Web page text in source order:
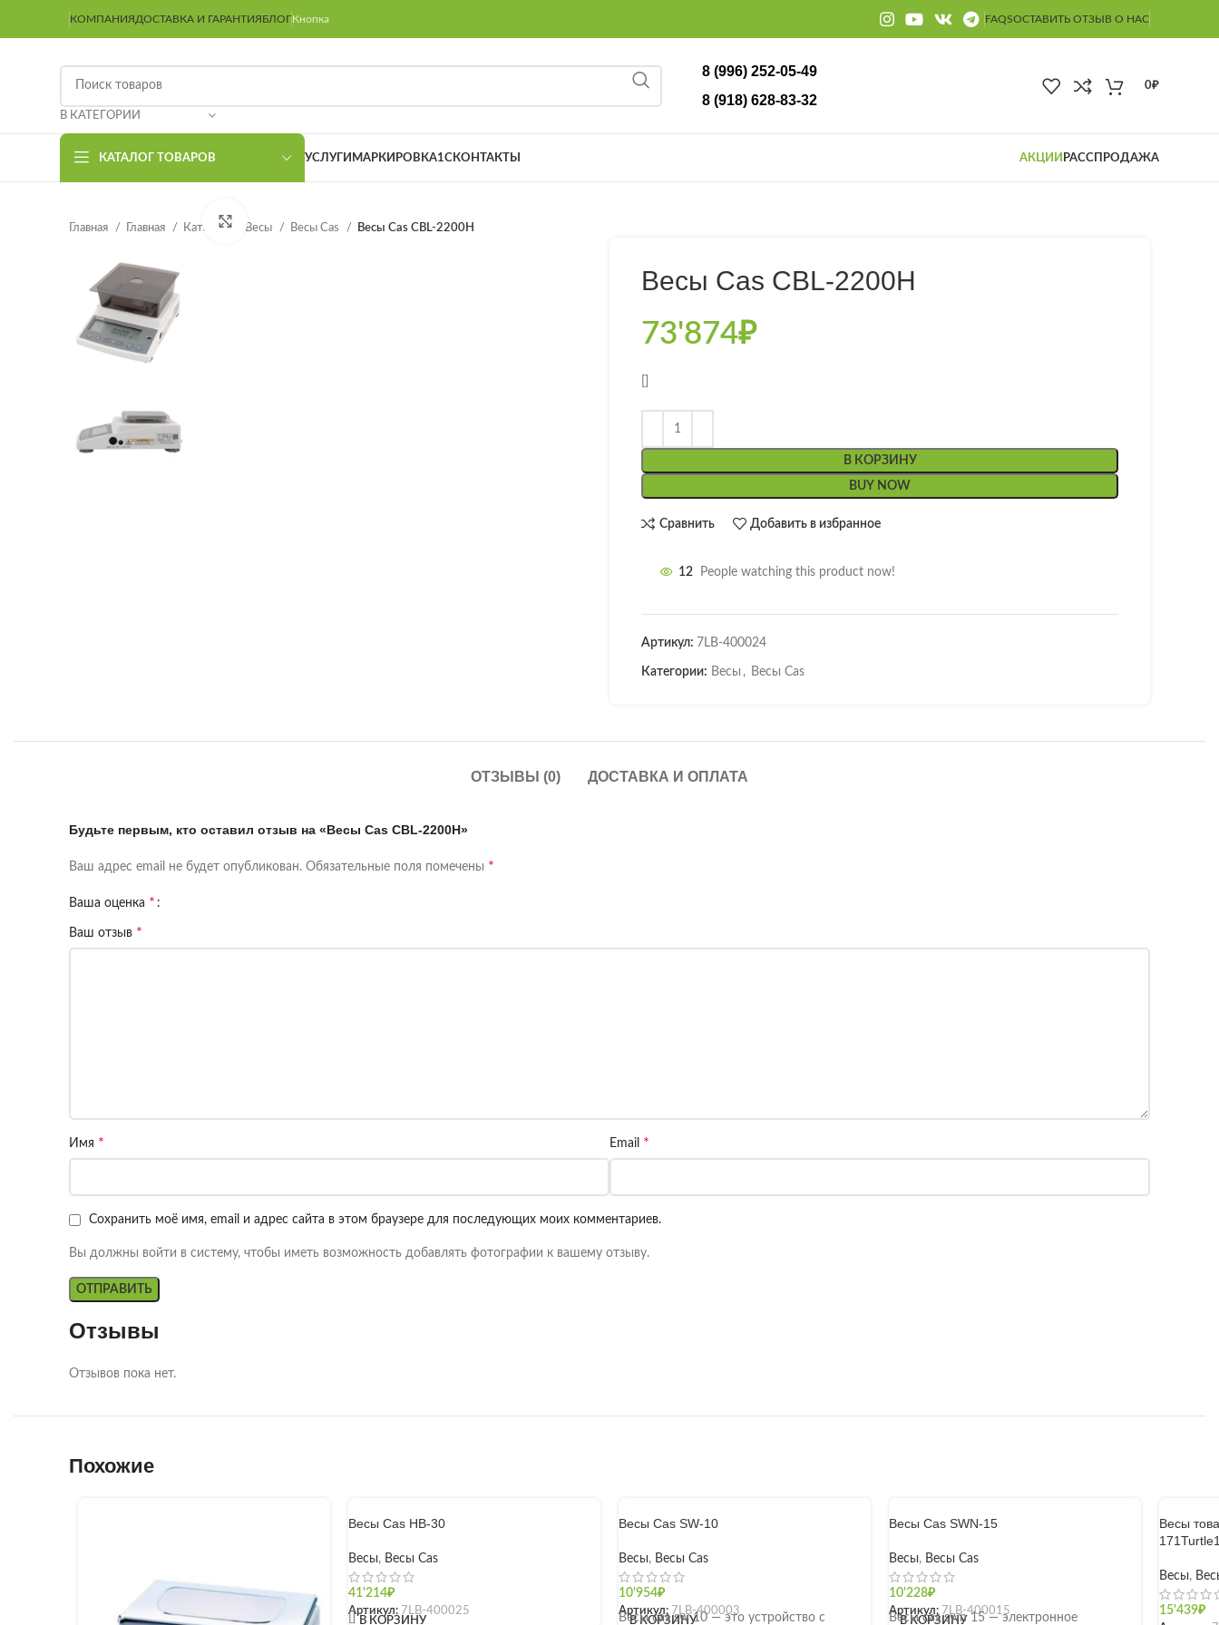
КОМПАНИЯДОСТАВКА И ГАРАНТИЯБЛОГКнопка FAQSОСТАВИТЬ ОТЗЫВ О НАС
В КАТЕГОРИИ
8 (996) 252-05-49
8 (918) 628-83-32
0₽
КАТАЛОГ ТОВАРОВ УСЛУГИ МАРКИРОВКА1СКОНТАКТЫ АКЦИИ РАССПРОДАЖА
Главная Главная Каталог Весы Весы Cas Весы Cas CBL-2200H
Нажмите, чтобы увеличить
Весы Cas CBL-2200H
73'874₽
В КОРЗИНУ
BUY NOW
Сравнить Добавить в избранное
12 People watching this product now!
Артикул: 7LB-400024
Категории: Весы , Весы Cas
ОТЗЫВЫ (0) ДОСТАВКА И ОПЛАТА
Отзывы
Отзывов пока нет.
Будьте первым, кто оставил отзыв на «Весы Cas CBL-2200H»
Ваш адрес email не будет опубликован. Обязательные поля помечены *
Ваша оценка *
Ваш отзыв *
Имя * Email *
Сохранить моё имя, email и адрес сайта в этом браузере для последующих моих комментариев.
Вы должны войти в систему, чтобы иметь возможность добавлять фотографии к вашему отзыву.
Похожие
Весы Cas HB-30
Весы, Весы Cas
41'214₽
В КОРЗИНУ
Артикул: 7LB-400025
[]
Весы Cas SW-10
Весы, Весы Cas
10'954₽
В КОРЗИНУ
Артикул: 7LB-400003
Весы cas sw 10 — это устройство с
Весы Cas SWN-15
Весы, Весы Cas
10'228₽
В КОРЗИНУ
Артикул: 7LB-400015
Весы cas swn 15 — электронное
Весы
Весы,
15'439₽